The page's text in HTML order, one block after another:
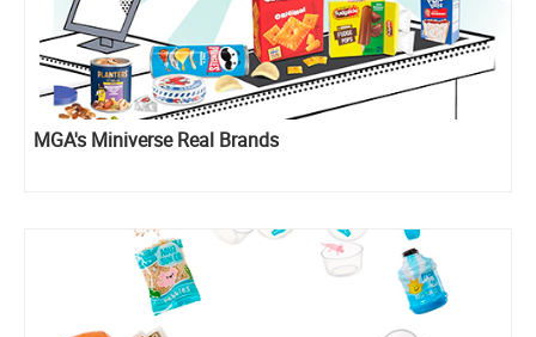
MGA's Miniverse Real Brands